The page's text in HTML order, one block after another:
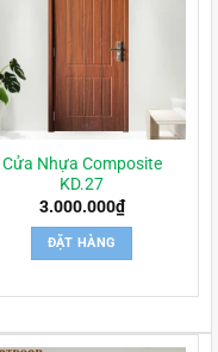
Cửa Nhựa Composite
KD.27
3.000.000₫
ĐẶT HÀNG